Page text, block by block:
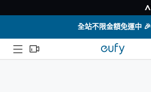
全站不限金額免運中 🎉